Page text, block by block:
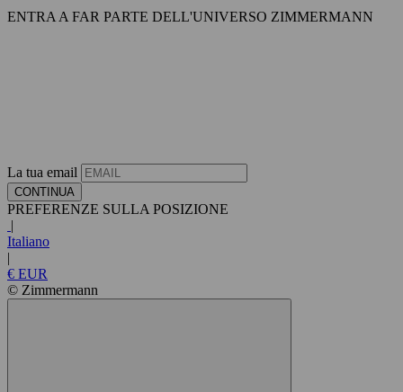
ENTRA A FAR PARTE DELL'UNIVERSO ZIMMERMANN
La tua email
CONTINUA
PREFERENZE SULLA POSIZIONE
|
Italiano
|
€ EUR
© Zimmermann